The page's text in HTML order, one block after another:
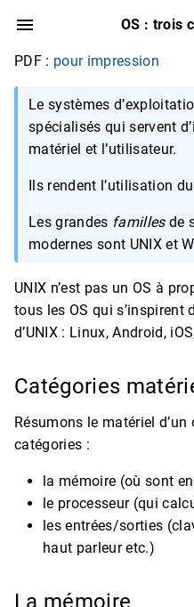
OS : trois
PDF : pour impression
Le systèmes
spécialisés qui servent
matériel et l’utilisateur.
Ils rendent l’utilisation
Les grandes famillesde
modernes sont UNIX et
UNIX n’est pas un OS à
tous les OS qui s’inspirent
d’UNIX : Linux, Android,
Catégories
Résumons le matériel
catégories :
la mémoire (où sont
le processeur (qui
les entrées/sorties
haut parleur etc.)
La mémoire